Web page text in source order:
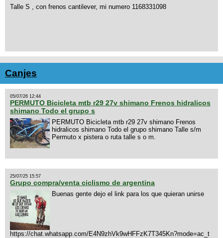
Talle S , con frenos cantilever, mi numero 1168331098
Canjes
05/07/26 12:44
PERMUTO Bicicleta mtb r29 27v shimano Frenos hidralicos
shimano Todo el grupo s
PERMUTO Bicicleta mtb r29 27v shimano Frenos
hidralicos shimano Todo el grupo shimano Talle s/m
Permuto x pistera o ruta talle s o m.
25/07/25 15:57
Grupo compra/venta ciclismo de argentina
Buenas gente dejo el link para los que quieran unirse
https://chat.whatsapp.com/E4N9zhVk9wHFFzK7T345Kn?mode=ac_t